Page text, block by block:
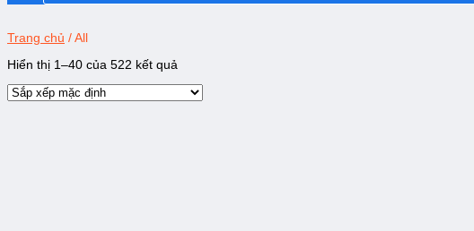
Trang chủ /All
Hiển thị 1–40 của 522 kết quả